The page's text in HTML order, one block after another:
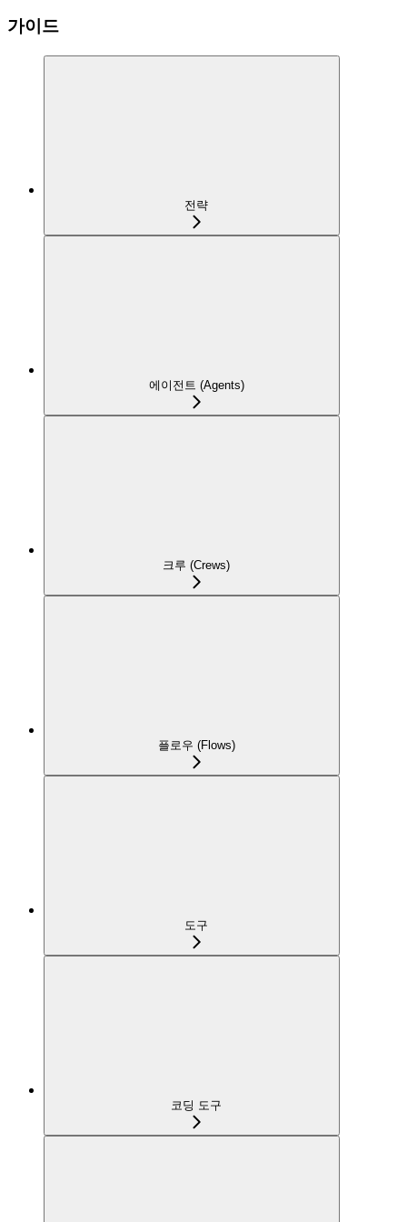
가이드
전략
에이전트 (Agents)
크루 (Crews)
플로우 (Flows)
도구
코딩 도구